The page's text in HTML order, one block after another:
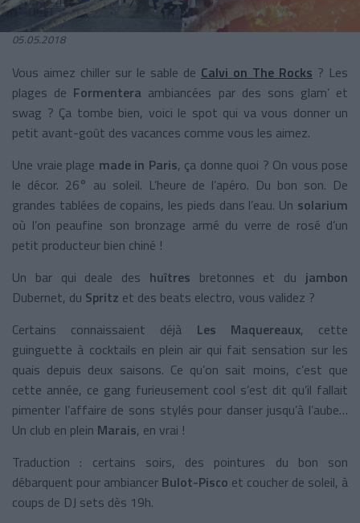
05.05.2018
Vous aimez chiller sur le sable de Calvi on The Rocks ? Les
plages de Formentera ambiancées par des sons glam’ et
swag ? Ça tombe bien, voici le spot qui va vous donner un
petit avant-goût des vacances comme vous les aimez.
Une vraie plage made in Paris, ça donne quoi ? On vous pose
le décor. 26° au soleil. L’heure de l’apéro. Du bon son. De
grandes tablées de copains, les pieds dans l’eau. Un solarium
où l’on peaufine son bronzage armé du verre de rosé d’un
petit producteur bien chiné !
Un bar qui deale des huîtres bretonnes et du jambon
Dubernet, du Spritz et des beats electro, vous validez ?
Certains connaissaient déjà Les Maquereaux, cette
guinguette à cocktails en plein air qui fait sensation sur les
quais depuis deux saisons. Ce qu’on sait moins, c’est que
cette année, ce gang furieusement cool s’est dit qu’il fallait
pimenter l’affaire de sons stylés pour danser jusqu’à l’aube…
Un club en plein Marais, en vrai !
Traduction : certains soirs, des pointures du bon son
débarquent pour ambiancer Bulot-Pisco et coucher de soleil, à
coups de DJ sets dès 19h.